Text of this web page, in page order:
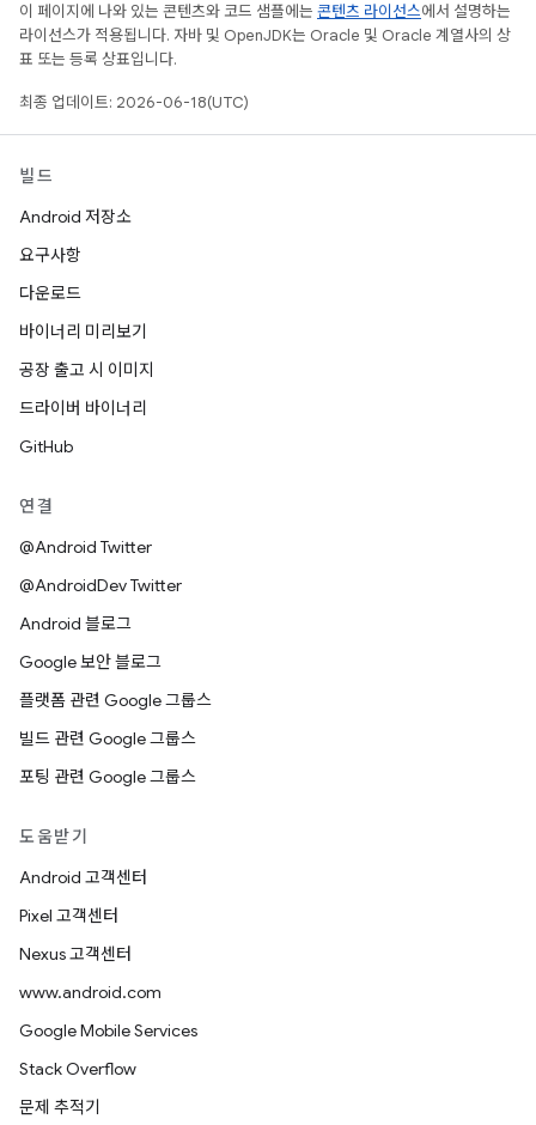
이 페이지에 나와 있는 콘텐츠와 코드 샘플에는 콘텐츠 라이선스에서 설명하는
라이선스가 적용됩니다. 자바 및 OpenJDK는 Oracle 및 Oracle 계열사의 상
표 또는 등록 상표입니다.
최종 업데이트: 2026-06-18(UTC)
빌드
Android 저장소
요구사항
다운로드
바이너리 미리보기
공장 출고 시 이미지
드라이버 바이너리
GitHub
연결
@Android Twitter
@AndroidDev Twitter
Android 블로그
Google 보안 블로그
플랫폼 관련 Google 그룹스
빌드 관련 Google 그룹스
포팅 관련 Google 그룹스
도움받기
Android 고객센터
Pixel 고객센터
Nexus 고객센터
www.android.com
Google Mobile Services
Stack Overflow
문제 추적기